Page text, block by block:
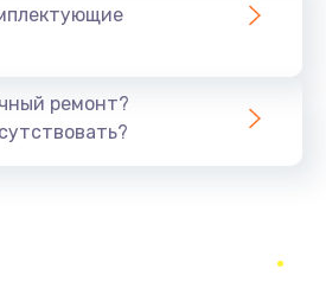
шайбы динамика
Заказать
ремонт?